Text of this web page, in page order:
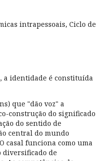
intrapessoais, Ciclo de
a identidade é constituída
que "dão voz" a
construção do significado
do sentido de
central do mundo
casal funciona como uma
de